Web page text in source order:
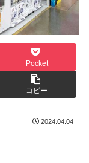
Pocket
コピー
2024.04.04